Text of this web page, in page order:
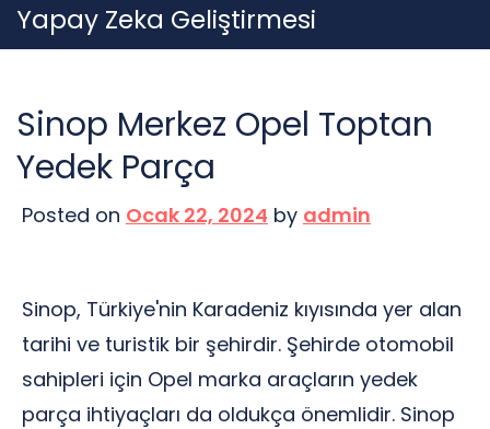
Skip
to
Yapay Zeka Geliştirmesi
Sinop Merkez Opel Toptan
Yedek Parça
Posted on Ocak 22, 2024 by admin
Sinop, Türkiye'nin Karadeniz kıyısında yer alan
tarihi ve turistik bir şehirdir. Şehirde otomobil
sahipleri için Opel marka araçların yedek
parça ihtiyaçları da oldukça önemlidir. Sinop